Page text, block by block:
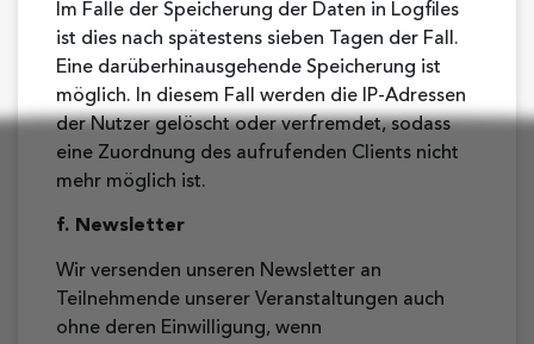
Im Falle der Speicherung der Daten in Logfiles
ist dies nach spätestens sieben Tagen der Fall.
Eine darüberhinausgehende Speicherung ist
möglich. In diesem Fall werden die IP-Adressen
der Nutzer gelöscht oder verfremdet, sodass
eine Zuordnung des aufrufenden Clients nicht
mehr möglich ist.
f. Newsletter
Wir versenden unseren Newsletter an
Teilnehmende unserer Veranstaltungen auch
ohne deren Einwilligung, wenn